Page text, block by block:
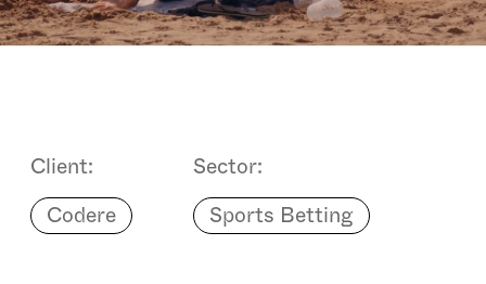
Client:
Codere
Sector:
Sports Betting